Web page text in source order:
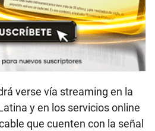
verse vía streaming en la
y en los servicios online
que cuenten con la señal